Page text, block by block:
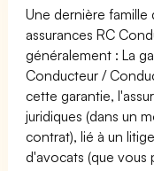
Une dernière famille
assurances RC
généralement : La
Conducteur /
cette garantie,
juridiques (dans un
contrat), lié à un
d'avocats (que vous